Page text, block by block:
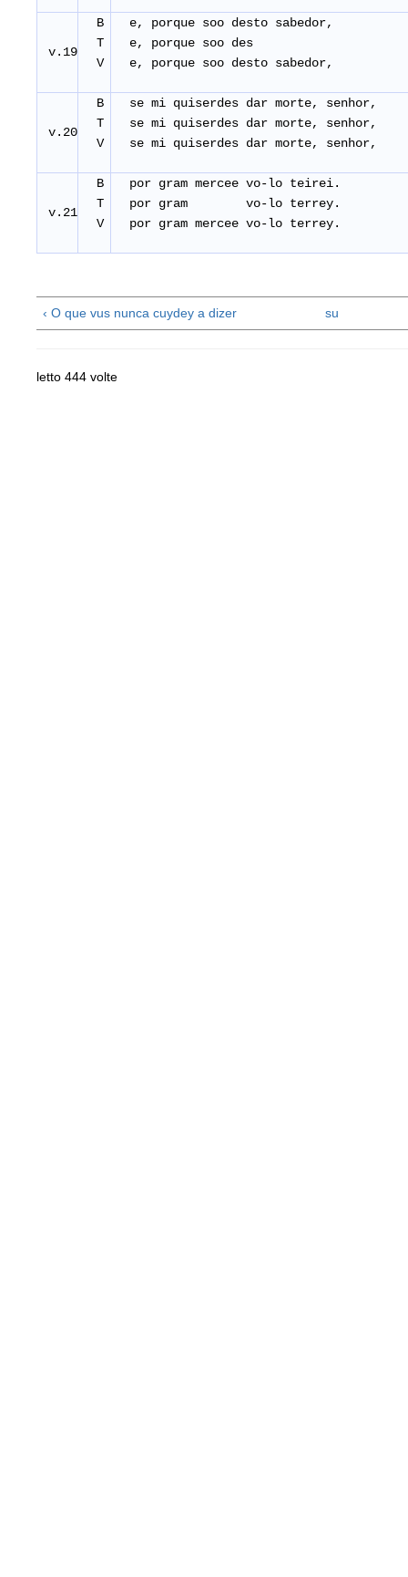
v.19
B
T
V
e, porque soo desto sabedor,
e, porque soo des
e, porque soo desto sabedor,
v.20
B
T
V
se mi quiserdes dar morte, senhor,
se mi quiserdes dar morte, senhor,
se mi quiserdes dar morte, senhor,
v.21
B
T
V
por gram mercee vo-lo
por gram vo-lo terrey.
por gram mercee vo-lo
‹ O que vus nunca cuydey a dizer su
letto 444 volte